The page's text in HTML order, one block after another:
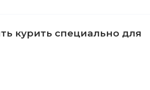
курить специально для